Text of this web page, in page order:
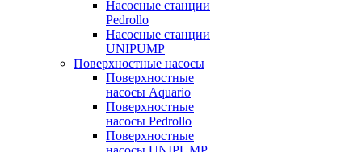
Насосные станции
Pedrollo
Насосные станции
UNIPUMP
Поверхностные насосы
Поверхностные
насосы Aquario
Поверхностные
насосы Pedrollo
Поверхностные